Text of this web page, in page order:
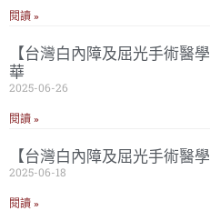
閱讀 »
【台灣白內障及屈光手術醫
華
2025-06-26
閱讀 »
【台灣白內障及屈光手術醫
2025-06-18
閱讀 »